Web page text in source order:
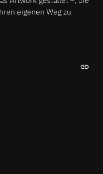
eigenen Weg zu